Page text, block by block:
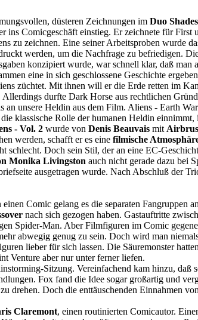
düsteren Zeichnungen im Duo Shades
Comicgeschäft einstieg. Er zeichnete für
zu zeichnen. Eine seiner Arbeitsproben wurde
werden, um die Nachfrage zu befriedigen.
konzipiert wurde, war schnell klar, daß man
eine in sich geschlossene Geschichte
züchtet. Mit ihnen will er die Erde retten im
durfte Dark Horse aus rechtlichen
an unsere Heldin aus dem Film. Aliens - Earth
klassische Rolle der humanen Heldin
- Vol. 2 wurde von Denis Beauvais mit
werden, schafft er es eine filmische
schlecht. Doch sein Stil, der an eine EC-
Monika Livingston auch nicht gerade dazu bei
ausgetragen wurde. Nach Abschluß der
Comic gelang es die separaten Fangruppen
nach sich gezogen haben. Gastauftritte
Spider-Man. Aber Filmfiguren im Comic
abwegig genug zu sein. Doch wird man
lieber für sich lassen. Die Säuremonster
Venture aber nur unter ferner liefen.
Sitzung. Vereinfachend kam hinzu, daß
Fox fand die Idee sogar großartig und
drehen. Doch die enttäuschenden Einnahmen
Claremont, einen routinierten Comicautor.